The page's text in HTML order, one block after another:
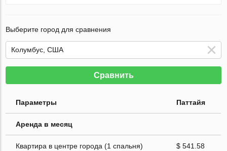
Выберите город для сравнения
Сравнить
Параметры Паттайя
Аренда в месяц
Квартира в центре города (1 спальня) $ 541.58